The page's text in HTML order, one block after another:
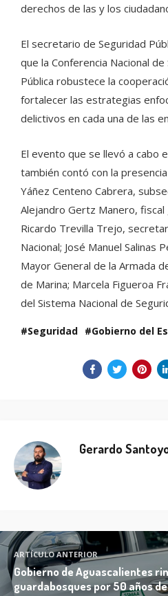
derechos de las y los
El secretario de Seguridad
que la Conferencia Nacional
Pública robustece la
fortalecer las estrategias
delictivos en cada una de las
El evento que se llevó a cabo
también contó con la
Yáñez Centeno Cabrera,
Alejandro Gertz Manero, fiscal
Ricardo Trevilla Trejo,
Nacional; José Manuel Salinas
Mayor General de la Armada
de Marina; Marcela Figueroa
del Sistema Nacional de
Seguridad Gobierno del
Gerardo
ARTÍCULO ANTERIOR
Gobierno de Aguascalientes
guardabosques por 50 años